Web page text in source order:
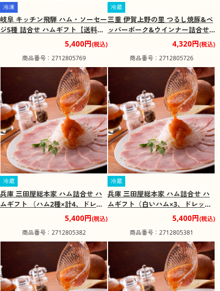
冷凍
岐阜 キッチン飛騨 ハム・ソーセー
ジ5種 詰合せ ハムギフト【送料込
み】【二重包装不可】【お届け不
5,400円(税込)
商品番号：2712805769
冷蔵
三重 伊賀上野の里 つるし焼豚&ペ
ッパーポーク&ウインナー詰合せ
ハムギフト【送料込み】【二重包
装不可】【お届け不可地域：離
4,320円(税込)
商品番号：2712805726
冷蔵
兵庫 三田屋総本家 ハム詰合せ ハ
ムギフト （ハム2種×計4、ドレッ
シング×2）【送料込み】【二重包
装不可】【お届け不可地域：離
5,400円(税込)
商品番号：2712805382
冷蔵
兵庫 三田屋総本家 ハム詰合せ ハ
ムギフト（白いハム×3、ドレッシ
ング×3）【送料込み】【二重包装
不可】【お届け不可地域：離島】
5,400円(税込)
商品番号：2712805381